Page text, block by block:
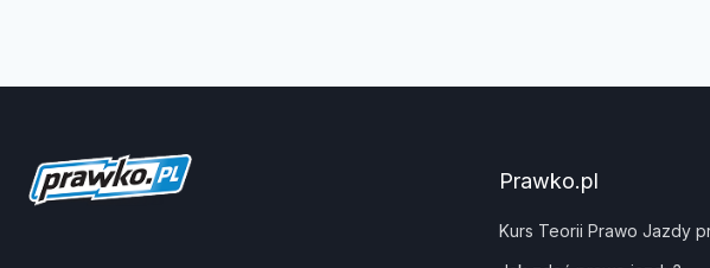
Prawko.pl
Kurs Teorii Prawo Jazdy